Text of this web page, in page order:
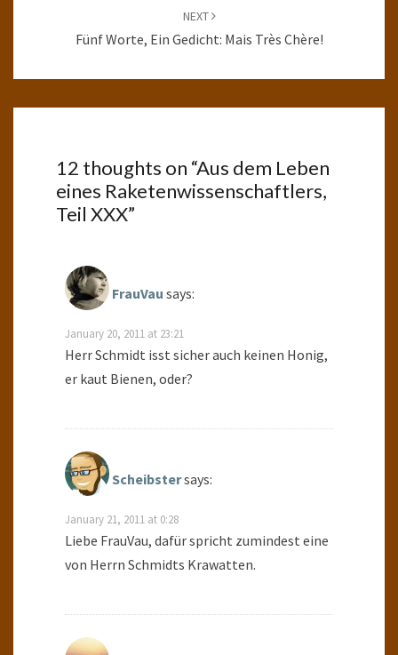
NEXT
Fünf Worte, Ein Gedicht: Mais Très Chère!
12 thoughts on “Aus dem Leben
eines Raketenwissenschaftlers,
Teil XXX”
FrauVau says:
January 20, 2011 at 23:21
Herr Schmidt isst sicher auch keinen Honig,
er kaut Bienen, oder?
Scheibstersays:
January 21, 2011 at 0:28
Liebe FrauVau, dafür spricht zumindest eine
von Herrn Schmidts Krawatten.